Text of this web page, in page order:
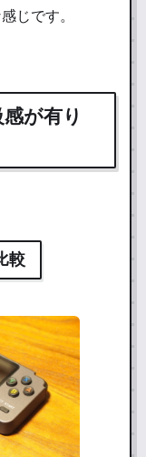
ルトのファーム
基本操作につい
じです。
が有り
較